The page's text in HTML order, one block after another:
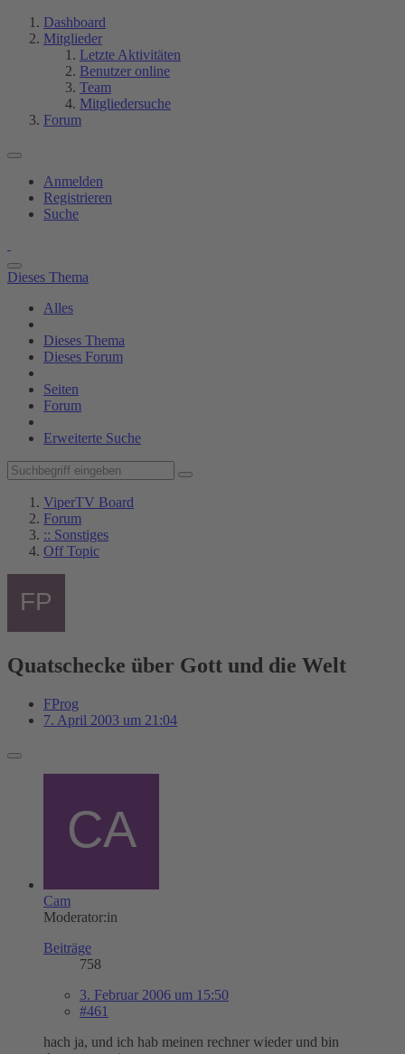
Dashboard
Mitglieder
Letzte Aktivitäten
Benutzer online
Team
Mitgliedersuche
Forum
Anmelden
Registrieren
Suche
Dieses Thema
Alles
Dieses Thema
Dieses Forum
Seiten
Forum
Erweiterte Suche
ViperTV Board
Forum
:: Sonstiges
Off Topic
Quatschecke über Gott und die Welt
FProg
7. April 2003 um 21:04
Cam
Moderator:in
Beiträge
758
3. Februar 2006 um 15:50
#461
hach ja, und ich hab meinen rechner wieder und bin